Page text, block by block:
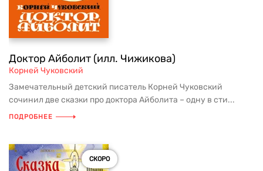
Доктор Айболит (илл. Чижикова)
Корней Чуковский
Замечательный детский писатель Корней Чуковский
сочинил две сказки про доктора Айболита – одну в сти...
ПОДРОБНЕЕ
СКОРО